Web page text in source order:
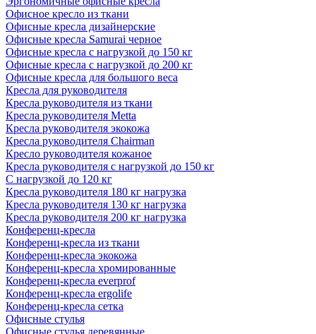
Офисное кресло из ткани
Офисные кресла дизайнерские
Офисные кресла Samurai черное
Офисные кресла с нагрузкой до 150 кг
Офисные кресла с нагрузкой до 200 кг
Офисные кресла для большого веса
Кресла для руководителя
Кресла руководителя из ткани
Кресла руководителя Metta
Кресла руководителя экокожа
Кресла руководителя Chairman
Кресло руководителя кожаное
Кресла руководителя с нагрузкой до 150 кг
С нагрузкой до 120 кг
Кресла руководителя 180 кг нагрузка
Кресла руководителя 130 кг нагрузка
Кресла руководителя 200 кг нагрузка
Конференц-кресла
Конференц-кресла из ткани
Конференц-кресла экокожа
Конференц-кресла хромированные
Конференц-кресла everprof
Конференц-кресла ergolife
Конференц-кресла сетка
Офисные стулья
Офисные стулья деревянные